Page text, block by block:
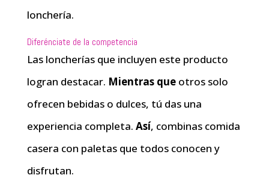
lonchería.
Diferénciate de la competencia
Las loncherías que incluyen este producto
logran destacar. Mientras queotros solo
ofrecen bebidas o dulces, tú das una
experiencia completa. Así, combinas comida
casera con paletas que todos conocen y
disfrutan.